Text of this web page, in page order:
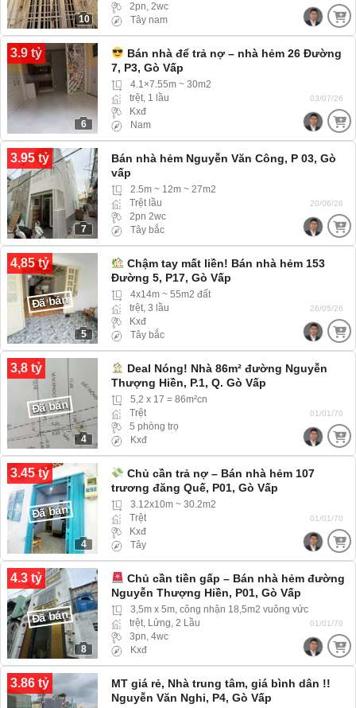
10
2pn, 2wc
Tây nam
3.9 tỷ
6
Bán nhà để trả nợ – nhà hẻm 26 Đường
7, P3, Gò Vấp
4.1×7.55m ~ 30m2
trệt, 1 lầu
Kxđ
Nam
03/07/26
3.95 tỷ
7
Bán nhà hẻm Nguyễn Văn Công, P 03, Gò
vấp
2.5m ~ 12m ~ 27m2
Trệt lầu
2pn 2wc
Tây bắc
20/06/26
4,85 tỷ
5
Đã bán
Chậm tay mất liền! Bán nhà hẻm 153
Đường 5, P17, Gò Vấp
4x14m ~ 55m2 đất
trệt, 3 lầu
Kxđ
Tây bắc
26/05/26
3,8 tỷ
4
Đã bán
Deal Nóng! Nhà 86m² đường Nguyễn
Thượng Hiền, P.1, Q. Gò Vấp
5,2 x 17 = 86m²cn
Trệt
5 phòng trọ
Kxđ
01/01/70
3.45 tỷ
4
Đã bán
Chủ cần trả nợ – Bán nhà hẻm 107
trương đăng Quế, P01, Gò Vấp
3.12x10m ~ 30.2m2
Trệt
Kxđ
Tây
01/01/70
4.3 tỷ
8
Đã bán
Chủ cần tiền gấp – Bán nhà hẻm đường
Nguyễn Thượng Hiền, P01, Gò Vấp
3,5m x 5m, công nhận 18,5m2 vuông vức
trệt, Lửng, 2 Lầu
3pn, 4wc
Kxđ
01/01/70
3.86 tỷ
MT giá rẻ, Nhà trung tâm, giá bình dân !!
Nguyễn Văn Nghi, P4, Gò Vấp